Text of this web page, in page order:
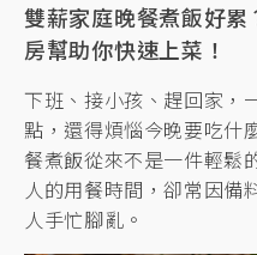
雙薪家庭晚餐煮飯好
房幫助你快速上菜！
下班、接小孩、趕回家，
點，還得煩惱今晚要吃什
餐煮飯從來不是一件輕鬆
人的用餐時間，卻常因備
人手忙腳亂。